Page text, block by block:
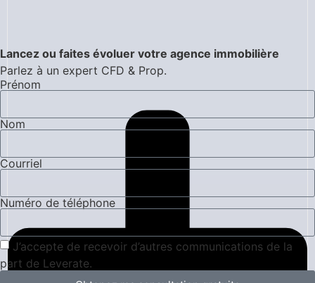
Lancez ou faites évoluer votre agence immobilière
Parlez à un expert CFD & Prop.
Prénom
Nom
Courriel
Numéro de téléphone
J’accepte de recevoir d’autres communications de la
part de Leverate.